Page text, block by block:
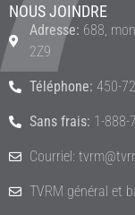
NOUS JOINDRE
Adresse: 688,
2Z9
Téléphone: 450-
Sans frais: 1-888-
Courriel:
TVRM général et